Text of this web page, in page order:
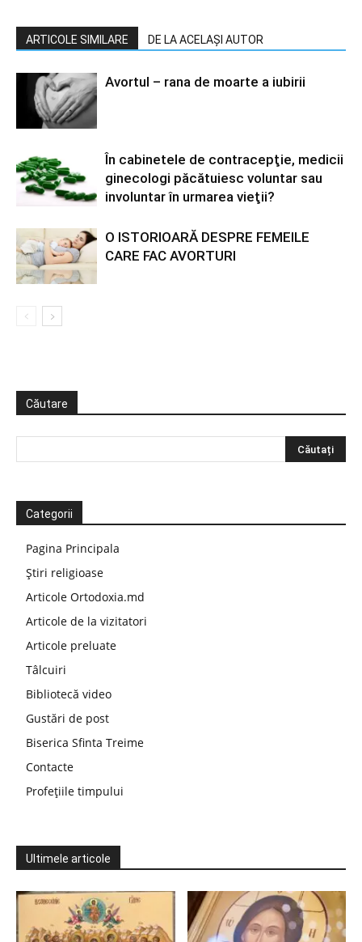
ARTICOLE SIMILARE DE LA ACELAȘI AUTOR
Avortul – rana de moarte a iubirii
În cabinetele de contracepţie, medicii
ginecologi păcătuiesc voluntar sau
involuntar în urmarea vieţii?
O ISTORIOARĂ DESPRE FEMEILE
CARE FAC AVORTURI
Căutare
Categorii
Pagina Principala
Știri religioase
Articole Ortodoxia.md
Articole de la vizitatori
Articole preluate
Tâlcuiri
Bibliotecă video
Gustări de post
Biserica Sfinta Treime
Contacte
Profețiile timpului
Ultimele articole